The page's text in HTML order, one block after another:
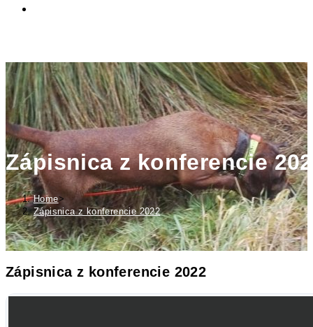
Zápisnica z konferencie
Home>
Zápisnica z konferencie 2022
Zápisnica z konferencie 2022